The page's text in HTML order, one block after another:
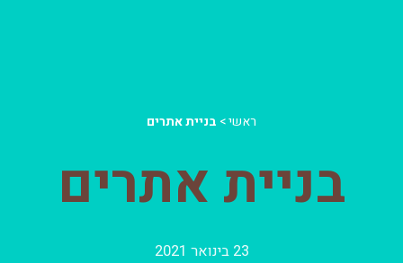
ראשי> בניית אתרים
בניית אתרים
23 בינואר 2021